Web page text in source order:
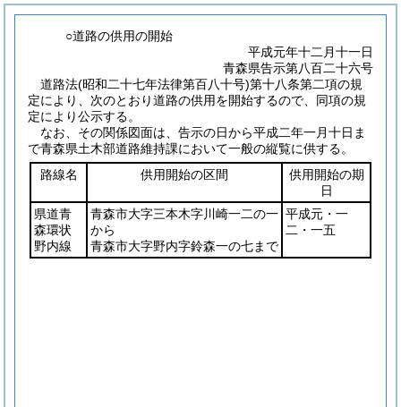
○道路の供用の開始
平成元年十二月十一日
青森県告示第八百二十六号
道路法(昭和二十七年法律第百八十号)第十八条第二項の規
定により、次のとおり道路の供用を開始するので、同項の規
定により公示する。
なお、その関係図面は、告示の日から平成二年一月十日ま
で青森県土木部道路維持課において一般の縦覧に供する。
路線名
供用開始の区間
供用開始の期
日
県道青
森環状
野内線
青森市大字三本木字川崎一二の一
から
青森市大字野内字鈴森一の七まで
平成元・一
二・一五